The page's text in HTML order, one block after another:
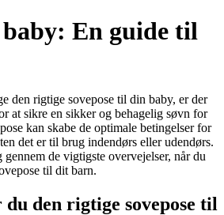
baby: En guide til
den rigtige sovepose til din baby, er der
at sikre en sikker og behagelig søvn for
kan skabe de optimale betingelser for
det er til brug indendørs eller udendørs.
de vigtigste overvejelser, når du
til dit barn.
den rigtige sovepose til